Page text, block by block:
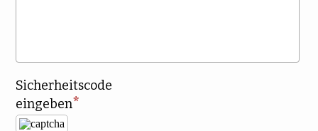
Sicherheitscode
eingeben